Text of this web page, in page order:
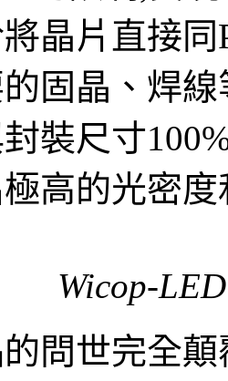
晶片直接
固晶、焊
裝尺寸
高的光密
Wicop-
問世完全